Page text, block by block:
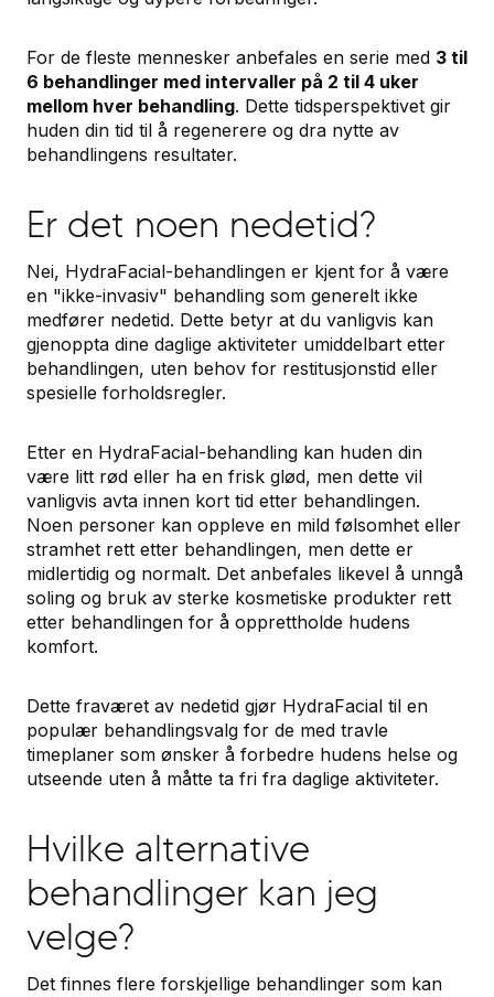
For de fleste mennesker anbefales en serie med 3 til
6 behandlinger med intervaller på 2 til 4 uker
mellom hver behandling. Dette tidsperspektivet gir
huden din tid til å regenerere og dra nytte av
behandlingens resultater.
Er det noen nedetid?
Nei, HydraFacial-behandlingen er kjent for å være
en "ikke-invasiv" behandling som generelt ikke
medfører nedetid. Dette betyr at du vanligvis kan
gjenoppta dine daglige aktiviteter umiddelbart etter
behandlingen, uten behov for restitusjonstid eller
spesielle forholdsregler.
Etter en HydraFacial-behandling kan huden din
være litt rød eller ha en frisk glød, men dette vil
vanligvis avta innen kort tid etter behandlingen.
Noen personer kan oppleve en mild følsomhet eller
stramhet rett etter behandlingen, men dette er
midlertidig og normalt. Det anbefales likevel å unngå
soling og bruk av sterke kosmetiske produkter rett
etter behandlingen for å opprettholde hudens
komfort.
Dette fraværet av nedetid gjør HydraFacial til en
populær behandlingsvalg for de med travle
timeplaner som ønsker å forbedre hudens helse og
utseende uten å måtte ta fri fra daglige aktiviteter.
Hvilke alternative
behandlinger kan jeg
velge?
Det finnes flere forskjellige behandlinger som kan